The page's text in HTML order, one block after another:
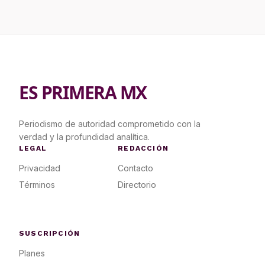
ES PRIMERA MX
Periodismo de autoridad comprometido con la
verdad y la profundidad analítica.
LEGAL
Privacidad
Términos
REDACCIÓN
Contacto
Directorio
SUSCRIPCIÓN
Planes